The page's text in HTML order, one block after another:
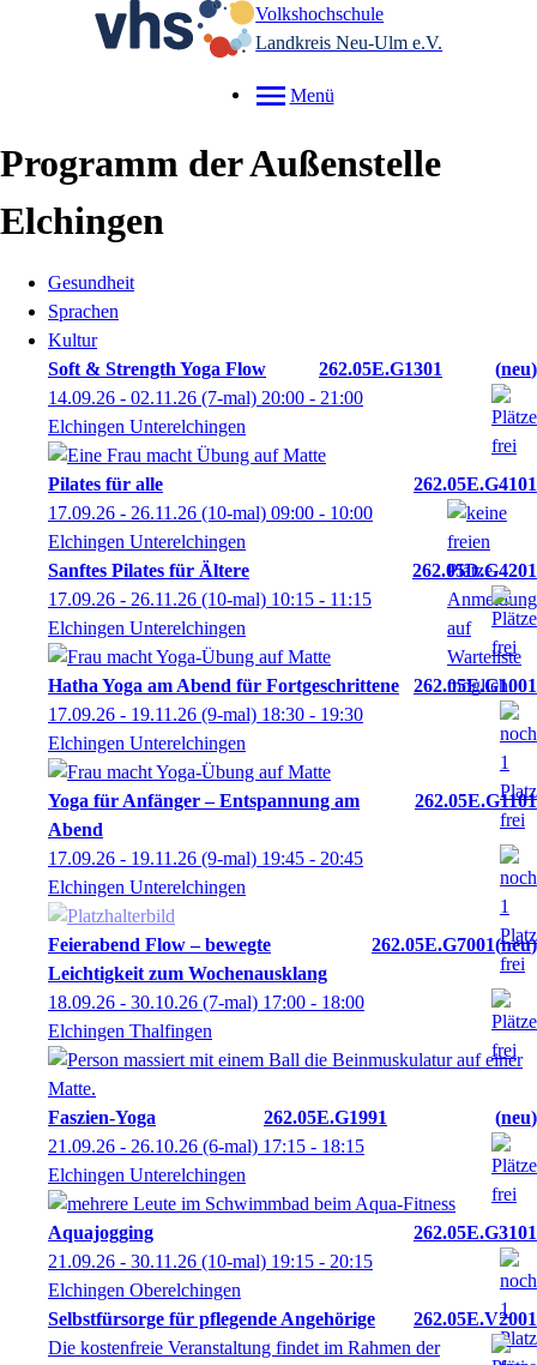
Volkshochschule
Landkreis Neu-Ulm e.V.
Menü
Programm der Außenstelle
Elchingen
Gesundheit
Sprachen
Kultur
Soft & Strength Yoga Flow
262.05E.G1301
neu
14.09.26 - 02.11.26 (7-mal) 20:00 - 21:00
Elchingen Unterelchingen
Pilates für alle
262.05E.G4101
17.09.26 - 26.11.26 (10-mal) 09:00 - 10:00
Elchingen Unterelchingen
Sanftes Pilates für Ältere
262.05D.G4201
17.09.26 - 26.11.26 (10-mal) 10:15 - 11:15
Elchingen Unterelchingen
Hatha Yoga am Abend für Fortgeschrittene
262.05E.G1001
17.09.26 - 19.11.26 (9-mal) 18:30 - 19:30
Elchingen Unterelchingen
Yoga für Anfänger – Entspannung am
Abend
262.05E.G1101
17.09.26 - 19.11.26 (9-mal) 19:45 - 20:45
Elchingen Unterelchingen
Feierabend Flow – bewegte
Leichtigkeit zum Wochenausklang
262.05E.G7001 neu
18.09.26 - 30.10.26 (7-mal) 17:00 - 18:00
Elchingen Thalfingen
Faszien-Yoga 262.05E.G1991
neu
21.09.26 - 26.10.26 (6-mal) 17:15 - 18:15
Elchingen Unterelchingen
Aquajogging
262.05E.G3101
21.09.26 - 30.11.26 (10-mal) 19:15 - 20:15
Elchingen Oberelchingen
Selbstfürsorge für pflegende Angehörige
262.05E.V2001
Die kostenfreie Veranstaltung findet im Rahmen der